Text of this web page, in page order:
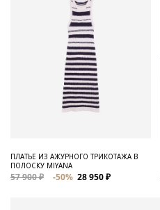
ПЛАТЬЕ ИЗ АЖУРНОГО ТРИКОТАЖА В
ПОЛОСКУ MIYANA
57 900 ₽ -50% 28 950 ₽